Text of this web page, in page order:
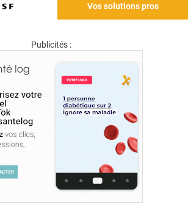
Vos solutions pros
Publicités :